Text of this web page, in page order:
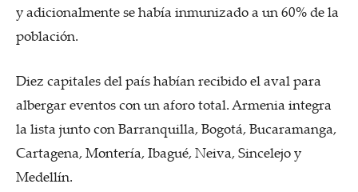
y adicionalmente se había inmunizado a un 60% de la
población.
Diez capitales del país habían recibido el aval para
albergar eventos con un aforo total. Armenia integra
la lista junto con Barranquilla, Bogotá, Bucaramanga,
Cartagena, Montería, Ibagué, Neiva, Sincelejo y
Medellín.